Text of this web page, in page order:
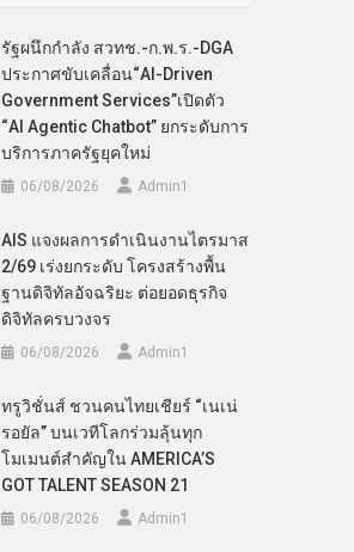
รัฐผนึกกำลัง สวทช.-ก.พ.ร.-DGA
ประกาศขับเคลื่อน“AI-Driven
Government Services”เปิดตัว
“AI Agentic Chatbot” ยกระดับการ
บริการภาครัฐยุคใหม่
06/08/2026 Admin​1
AIS แจงผลการดำเนินงานไตรมาส
2/69 เร่งยกระดับ โครงสร้างพื้น
ฐานดิจิทัลอัจฉริยะ ต่อยอดธุรกิจ
ดิจิทัลครบวงจร
06/08/2026 Admin​1
ทรูวิชั่นส์ ชวนคนไทยเชียร์ “เนเน่
รอยัล” บนเวทีโลกร่วมลุ้นทุก
โมเมนต์สำคัญใน AMERICA’S
GOT TALENT SEASON 21
06/08/2026 Admin​1